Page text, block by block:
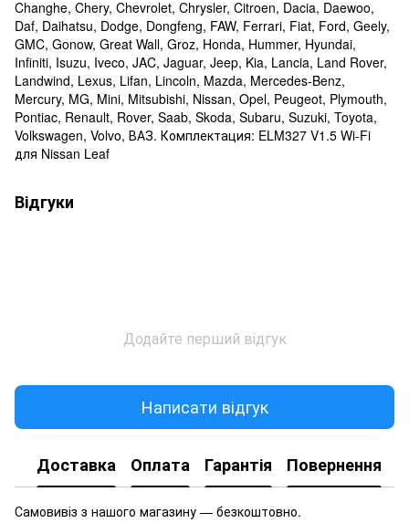
Changhe, Chery, Chevrolet, Chrysler, Citroen, Dacia, Daewoo,
Daf, Daihatsu, Dodge, Dongfeng, FAW, Ferrari, Fiat, Ford, Geely,
GMC, Gonow, Great Wall, Groz, Honda, Hummer, Hyundai,
Infiniti, Isuzu, Iveco, JAC, Jaguar, Jeep, Kia, Lancia, Land Rover,
Landwind, Lexus, Lifan, Lincoln, Mazda, Mercedes-Benz,
Mercury, MG, Mini, Mitsubishi, Nissan, Opel, Peugeot, Plymouth,
Pontiac, Renault, Rover, Saab, Skoda, Subaru, Suzuki, Toyota,
Volkswagen, Volvo, ВАЗ. Комплектация: ELM327 V1.5 Wi-Fi
для Nissan Leaf
Відгуки
Додайте перший відгук
Написати відгук
Доставка Оплата Гарантія Повернення
Самовивіз з нашого магазину — безкоштовно.